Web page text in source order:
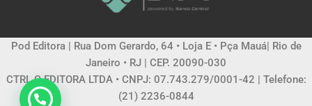
Pod Editora | Rua Dom Gerardo, 64 • Loja E • Pça Mauá| Rio de
Janeiro • RJ | CEP. 20090-030
CTRL C EDITORA LTDA • CNPJ: 07.743.279/0001-42 | Telefone:
(21) 2236-0844